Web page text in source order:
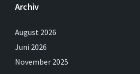
Archiv
August 2026
Juni 2026
November 2025